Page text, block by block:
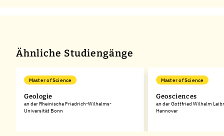
Ähnliche Studiengänge
Master of Science
Geologie
an der Rheinische Friedrich-Wilhelms-
Universität Bonn
Master of Science
Geosciences
an der Gottfried Wilhelm
Hannover